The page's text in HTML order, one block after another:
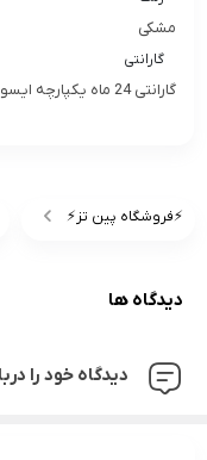
مشکی
گارانتی
گارانتی 24 ماه یکپارچه ایسوس(حامی-سازگار-آواژنگ و…)
⚡️فروشگاه پین تز⚡️
دیدگاه ها
دیدگاه خود را